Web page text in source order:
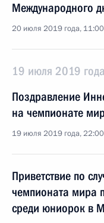
Международного
20 июля 2019 года, 11:00
19 июля 2019
Поздравление
на чемпионате
19 июля 2019 года, 22:00
Приветствие по
чемпионата мира
среди юниорок в